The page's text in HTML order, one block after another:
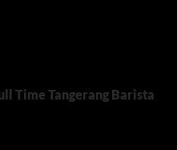
Time Tangerang Barista